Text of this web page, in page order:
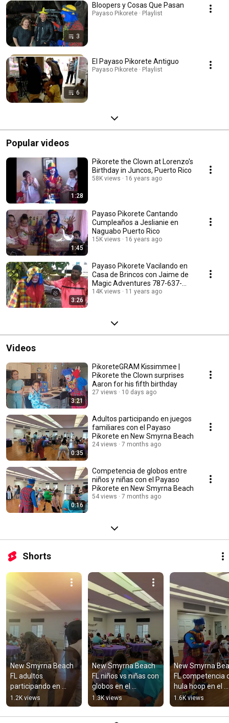
3
Bloopers y Cosas Que Pasan
Payaso Pikorete · Playlist
6
El Payaso Pikorete Antiguo
Payaso Pikorete · Playlist
Popular videos
1:28
Pikorete the Clown at Lorenzo's
Birthday in Juncos, Puerto Rico
58K views 16 years ago
1:45
Payaso Pikorete Cantando
Cumpleaños a Jeslianie en
Naguabo Puerto Rico
15K views 16 years ago
3:26
Payaso Pikorete Vacilando en
Casa de Brincos con Jaime de
Magic Adventures 787-637-
0961
14K views 11 years ago
Videos
3:21
PikoreteGRAM Kissimmee |
Pikorete the Clown surprises
Aaron for his fifth birthday
27 views 10 days ago
0:35
Adultos participando en juegos
familiares con el Payaso
Pikorete en New Smyrna Beach
24 views 7 months ago
0:16
Competencia de globos entre
niños y niñas con el Payaso
Pikorete en New Smyrna Beach
54 views 7 months ago
Shorts
New Smyrna Beach
FL adultos
participando en
juegos del
cumpleaños de
Aydna
1.2K views
New Smyrna Beach
FL niños vs niñas con
globos en el
cumpleaños de
Aydna
1.3K views
New Smyrna
FL competencia
hula hoop en el
cumpleaños de
Aydna
1.6K views